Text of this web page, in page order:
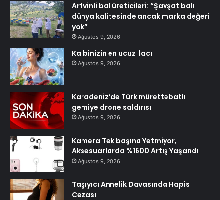
Artvinli bal üreticileri: “Şavşat balı
dünya kalitesinde ancak marka değeri
yok”
Ağustos 9, 2026
Kalbinizin en ucuz ilacı
Ağustos 9, 2026
Karadeniz’de Türk mürettebatlı
gemiye drone saldırısı
Ağustos 9, 2026
Kamera Tek başına Yetmiyor,
Aksesuarlarda %1600 Artış Yaşandı
Ağustos 9, 2026
Taşıyıcı Annelik Davasında Hapis
Cezası